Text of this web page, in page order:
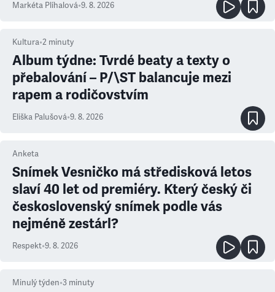
Markéta Plíhalová•9. 8. 2026
Kultura•2 minuty
Album týdne: Tvrdé beaty a texty o
přebalování – P/\ST balancuje mezi
rapem a rodičovstvím
Eliška Palušová•9. 8. 2026
Anketa
Snímek Vesničko má středisková letos
slaví 40 let od premiéry. Který český či
československý snímek podle vás
nejméně zestárl?
Respekt•9. 8. 2026
Minulý týden•3 minuty